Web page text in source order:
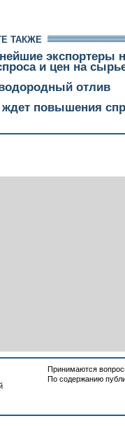
ТАКЖЕ
экспортеры
и цен на
отлив
повышения
Принимаются
По содержанию